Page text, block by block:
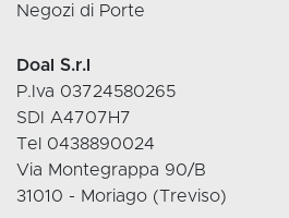
Negozi di Porte
Doal S.r.l
P.Iva 03724580265
SDI A4707H7
Tel 0438890024
Via Montegrappa 90/B
31010 - Moriago (Treviso)